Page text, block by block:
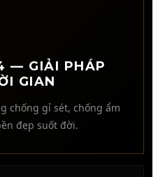
— GIẢI PHÁP
GIAN
chống gỉ sét, chống ẩm
đẹp suốt đời.